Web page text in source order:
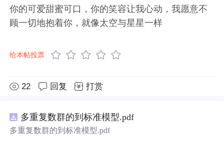
你的可爱甜蜜可口，你的笑容让我心动，我愿意不
顾一切地抱着你，就像太空与星星一样
给本帖投票
22 回复 打赏
多重复数群的到标准模型.pdf
多重复数群的到标准模型.pdf